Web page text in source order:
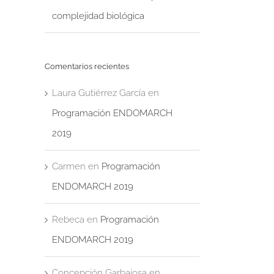
complejidad biológica
Comentarios recientes
Laura Gutiérrez García en
Programación ENDOMARCH
2019
Carmen en Programación
ENDOMARCH 2019
Rebeca en Programación
ENDOMARCH 2019